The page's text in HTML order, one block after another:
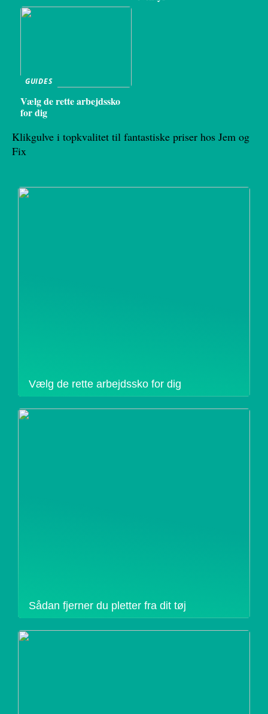
GUIDES
Vælg de rette arbejdssko
for dig
Klikgulve i topkvalitet til fantastiske priser hos Jem og
Fix
Vælg de rette arbejdssko for dig
Sådan fjerner du pletter fra dit tøj